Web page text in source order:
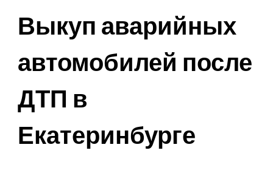
Выкуп аварийных
автомобилей после
ДТП в
Екатеринбурге